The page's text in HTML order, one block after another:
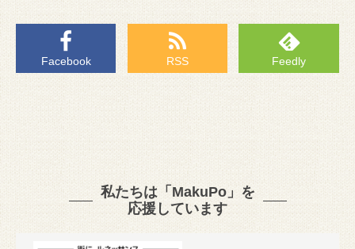
Facebook RSS Feedly
私たちは「MakuPo」を
応援しています